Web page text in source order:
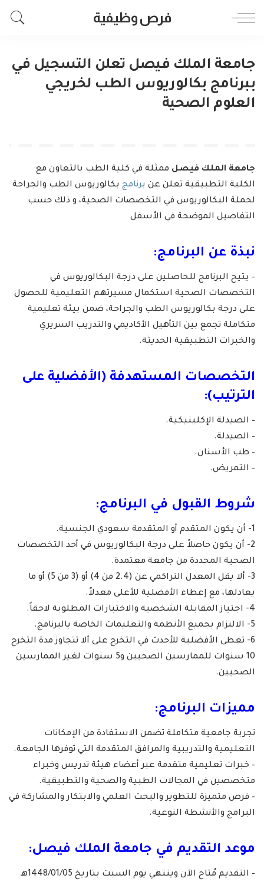
فرص وظيفية
جامعة الملك فيصل تعلن التسجيل في
ببرنامج بكالوريوس الطب لخريجي
العلوم الصحية
جامعة الملك فيصل ممثلة في كلية الطب بالتعاون مع
الكلية التطبيقية تعلن عن برنامج بكالوريوس الطب والجراحة
لحملة البكالوريوس في التخصصات الصحية، و ذلك حسب
التفاصيل الموضحة في الأسفل
نبذة عن البرنامج:
– يتيح البرنامج للحاصلين على درجة البكالوريوس في
التخصصات الصحية استكمال مسيرتهم التعليمية للحصول
على درجة بكالوريوس الطب والجراحة، ضمن بيئة تعليمية
متكاملة تجمع بين التأهيل الأكاديمي والتدريب السريري
والخبرات التطبيقية الحديثة.
التخصصات المستهدفة (الأفضلية على
الترتيب):
– الصيدلة الإكلينيكية.
– الصيدلة.
– طب الأسنان.
– التمريض.
شروط القبول في البرنامج:
1- أن يكون المتقدم أو المتقدمة سعودي الجنسية.
2- أن يكون حاصلاً على درجة البكالوريوس في أحد التخصصات
الصحية المحددة من جامعة معتمدة.
3- ألا يقل المعدل التراكمي عن (2.4 من 4) أو (3 من 5) أو ما
يعادلها، مع إعطاء الأفضلية للأعلى معدلاً.
4- اجتياز المقابلة الشخصية والاختبارات المطلوبة لاحقاً.
5- الالتزام بجميع الأنظمة والتعليمات الخاصة بالبرنامج.
6- تعطى الأفضلية للأحدث في التخرج على ألا تتجاوز مدة التخرج
10 سنوات للممارسين الصحيين و5 سنوات لغير الممارسين
الصحيين.
مميزات البرنامج:
تجربة جامعية متكاملة تضمن الاستفادة من الإمكانات
التعليمية والتدريبية والمرافق المتقدمة التي توفرها الجامعة.
– خبرات تعليمية متقدمة عبر أعضاء هيئة تدريس وخبراء
متخصصين في المجالات الطبية والصحية والتطبيقية.
– فرص متميزة للتطوير والبحث العلمي والابتكار والمشاركة في
البرامج والأنشطة النوعية.
موعد التقديم في جامعة الملك فيصل:
– التقديم مُتاح الآن وينتهي يوم السبت بتاريخ 1448/01/05هـ